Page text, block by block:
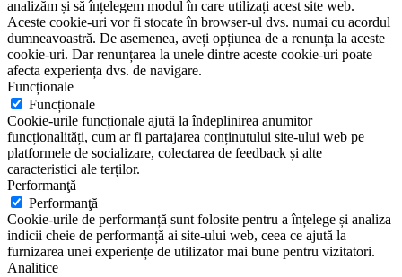
analizăm și să înțelegem modul în care utilizați acest site web.
Aceste cookie-uri vor fi stocate în browser-ul dvs. numai cu acordul
dumneavoastră. De asemenea, aveți opțiunea de a renunța la aceste
cookie-uri. Dar renunțarea la unele dintre aceste cookie-uri poate
afecta experiența dvs. de navigare.
Funcționale
Funcționale
Cookie-urile funcționale ajută la îndeplinirea anumitor
funcționalități, cum ar fi partajarea conținutului site-ului web pe
platformele de socializare, colectarea de feedback și alte
caracteristici ale terților.
Performanţă
Performanţă
Cookie-urile de performanță sunt folosite pentru a înțelege și analiza
indicii cheie de performanță ai site-ului web, ceea ce ajută la
furnizarea unei experiențe de utilizator mai bune pentru vizitatori.
Analitice